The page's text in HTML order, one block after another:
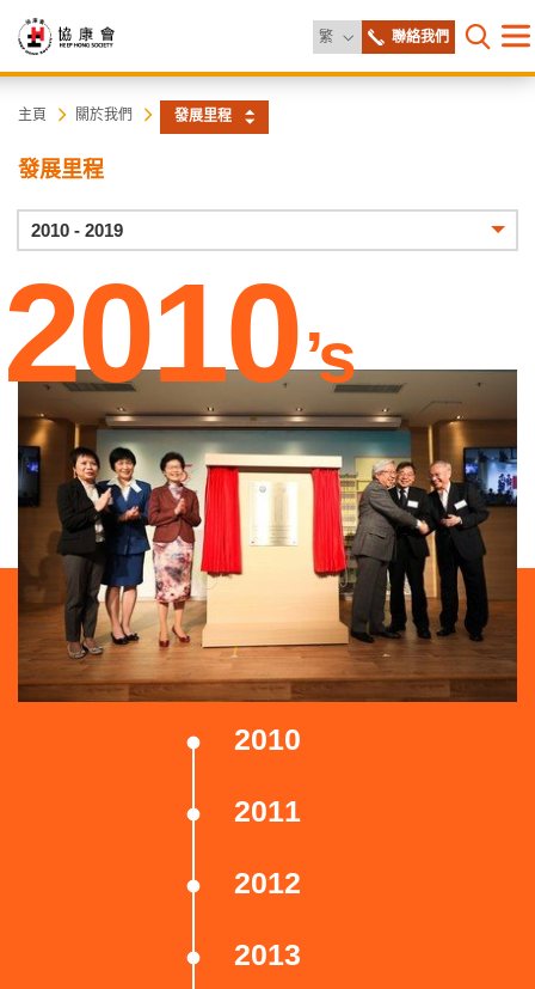
繁 更改語言聯絡我們
打開目
協
康
會
主頁 關於我們 發展里程
發展里程
年
份
2010 - 2019
2010’s
2010
2011
2012
2013